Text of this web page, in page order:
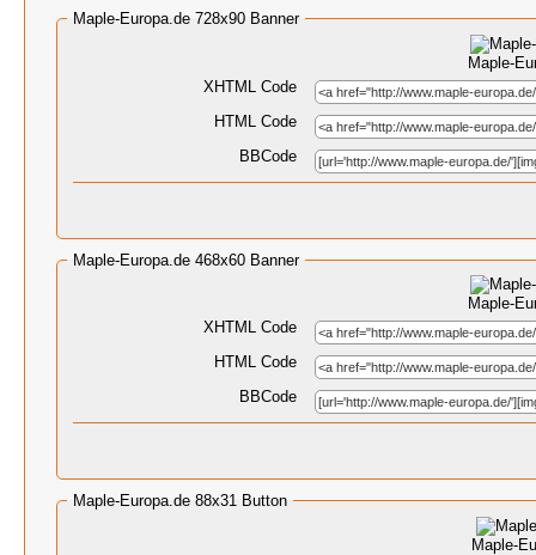
Maple-Europa.de 728x90 Banner
Maple-
XHTML Code
HTML Code
BBCode
Maple-Europa.de 468x60 Banner
Maple-
XHTML Code
HTML Code
BBCode
Maple-Europa.de 88x31 Button
Maple-